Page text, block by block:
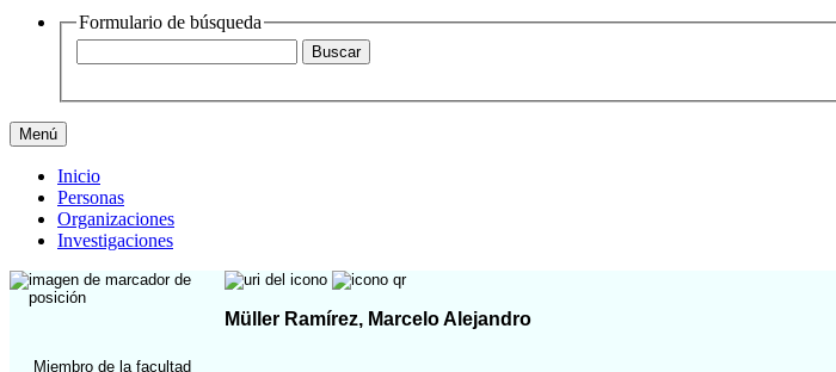
Formulario de búsqueda
Menú
Inicio
Personas
Organizaciones
Investigaciones
Müller Ramírez, Marcelo Alejandro
Miembro de la facultad